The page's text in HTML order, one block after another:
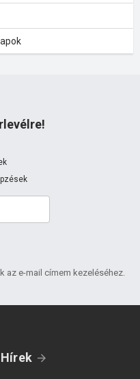
az e-mail címem kezeléséhez.
Hírek